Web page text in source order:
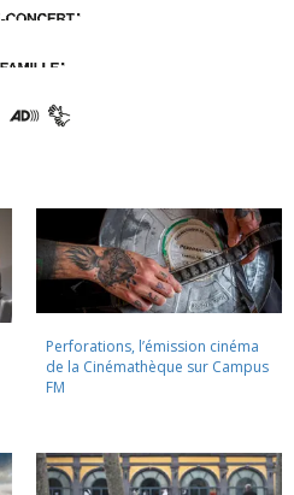
Perforations, l’émission cinéma
de la Cinémathèque sur Campus
FM